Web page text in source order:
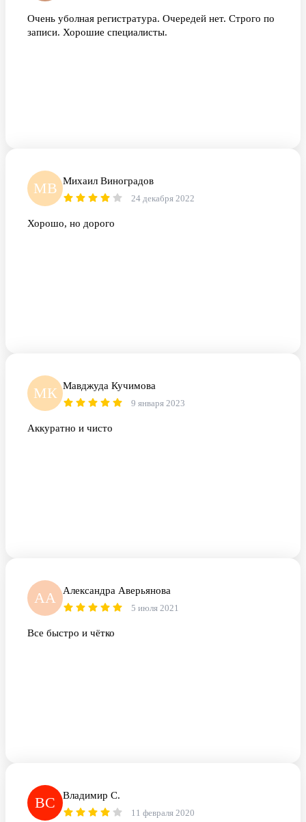
Очень уболная регистратура. Очередей нет. Строго по
записи. Хорошие специалисты.
МВ Михаил Виноградов
24 декабря 2022
Хорошо, но дорого
МК Мавджуда Кучимова
9 января 2023
Аккуратно и чисто
АА Александра Аверьянова
5 июля 2021
Все быстро и чётко
ВС Владимир С.
11 февраля 2020